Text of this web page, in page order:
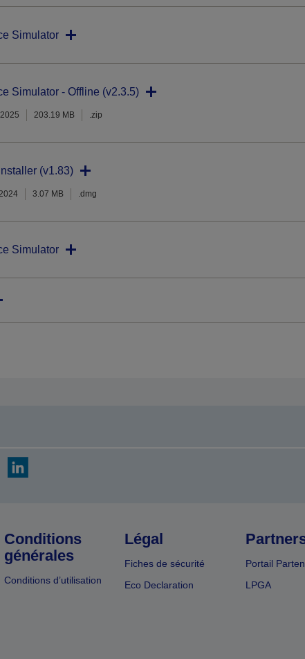
Simulator
Simulator - Offline (v2.3.5)
203.19 MB .zip
(v1.83)
3.07 MB .dmg
Simulator
Conditions
générales
Conditions d’utilisation
Légal
Fiches de sécurité
Eco Declaration
Portail
LPGA